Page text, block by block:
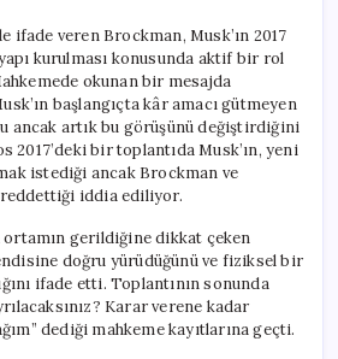
ifade veren Brockman, Musk’ın 2017
kurulması konusunda aktif bir rol
okunan bir mesajda
başlangıçta kâr amacı gütmeyen
ancak artık bu görüşünü değiştirdiğini
2017’deki bir toplantıda Musk’ın, yeni
istediği ancak Brockman ve
iddia ediliyor.
ortamın gerildiğine dikkat çeken
doğru yürüdüğünü ve fiziksel bir
ifade etti. Toplantının sonunda
Karar verene kadar
dediği mahkeme kayıtlarına geçti.